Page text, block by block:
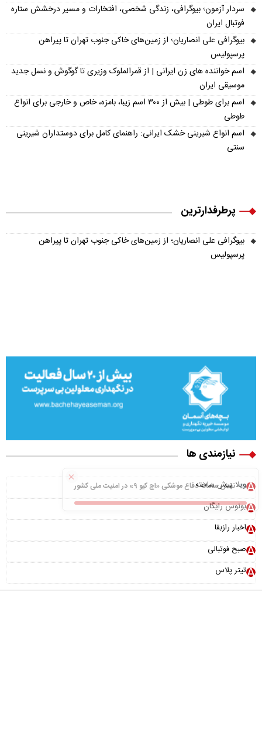
سردار آزمون؛ بیوگرافی، زندگی شخصی، افتخارات و مسیر درخشش ستاره
فوتبال ایران
بیوگرافی علی انصاریان؛ از زمین‌های خاکی جنوب تهران تا پیراهن
پرسپولیس
اسم خواننده های زن ایرانی | از قمرالملوک وزیری تا گوگوش و نسل جدید
موسیقی ایران
اسم برای طوطی | بیش از ۳۰۰ اسم زیبا، بامزه، خاص و خارجی برای انواع
طوطی
اسم انواع شیرینی خشک ایرانی: راهنمای کامل برای دوستداران شیرینی
سنتی
پرطرفدارترین
بیوگرافی علی انصاریان؛ از زمین‌های خاکی جنوب تهران تا پیراهن
پرسپولیس
نیازمندی ها
ویلا پیش ساخته
بونوس رایگان
اخبار رازبقا
صبح فوتبالی
تیتر پلاس
×
نقش سامانه دفاع موشکی «اچ کیو ۹» در امنیت ملی کشور